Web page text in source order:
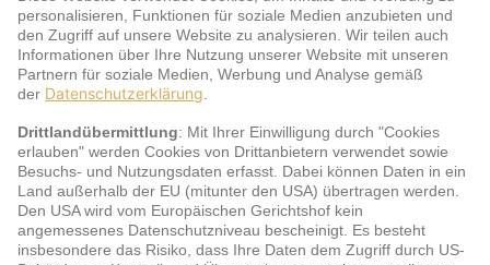
Service
jö Bonus Club Partner